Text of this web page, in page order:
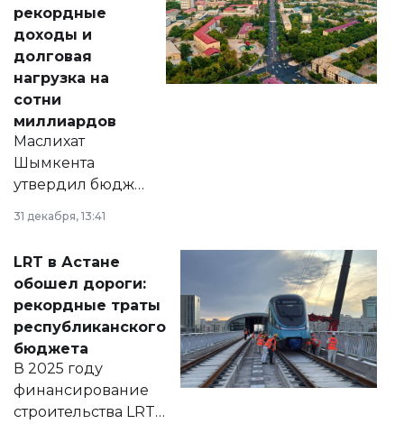
рекордные
доходы и
долговая
нагрузка на
сотни
миллиардов
Маслихат
Шымкента
утвердил бюджет
города на 2026–
2028 годы.
документ
появился в базе
нормативных
правовых актов и
на сайте маслихат
города.
31 декабря, 13:41
LRT в Астане
обошел дороги:
рекордные траты
республиканского
бюджета
В 2025 году
финансирование
строительства LRT